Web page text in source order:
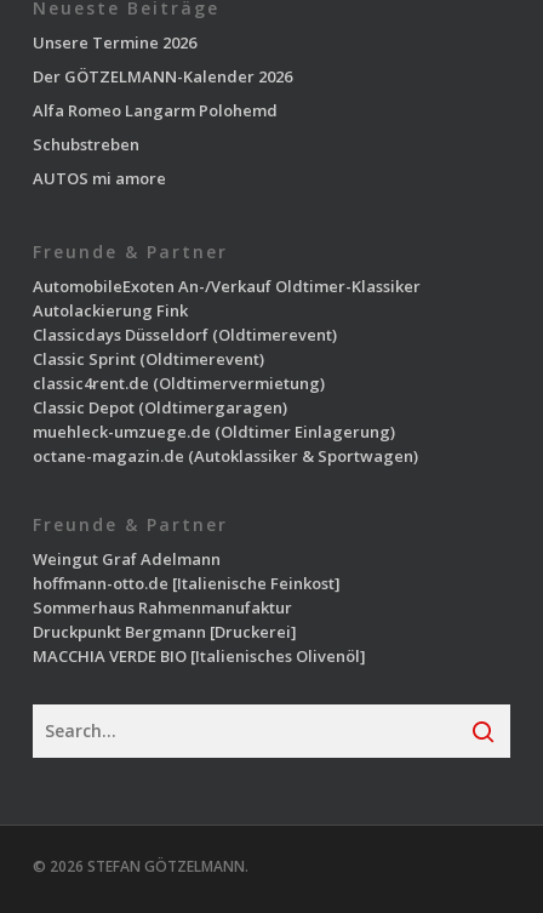
Neueste Beiträge
Unsere Termine 2026
Der GÖTZELMANN-Kalender 2026
Alfa Romeo Langarm Polohemd
Schubstreben
AUTOS mi amore
Freunde & Partner
AutomobileExoten An-/Verkauf Oldtimer-Klassiker
Autolackierung Fink
Classicdays Düsseldorf(Oldtimerevent)
Classic Sprint(Oldtimerevent)
classic4rent.de (Oldtimervermietung)
Classic Depot(Oldtimergaragen)
muehleck-umzuege.de (Oldtimer Einlagerung)
octane-magazin.de (Autoklassiker & Sportwagen)
Freunde & Partner
Weingut Graf Adelmann
hoffmann-otto.de [Italienische Feinkost]
Sommerhaus Rahmenmanufaktur
Druckpunkt Bergmann [Druckerei]
MACCHIA VERDE BIO[Italienisches Olivenöl]
© 2026 STEFAN GÖTZELMANN.